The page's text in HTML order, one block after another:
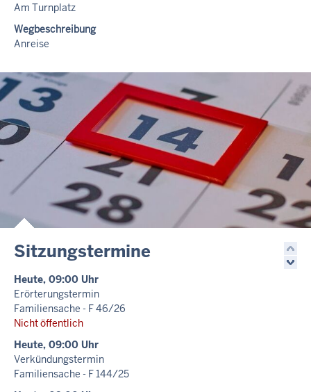
Am Turnplatz
Wegbeschreibung
Anreise
Sitzungstermine
Heute, 09:00 Uhr
Erörterungstermin
Familiensache - F 46/26
Nicht öffentlich
Heute, 09:00 Uhr
Verkündungstermin
Familiensache - F 144/25